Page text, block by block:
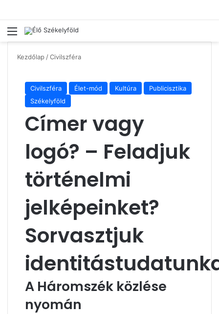
Menü
Kezdőlap /Civilszféra
Civilszféra Élet-mód Kultúra
Publicisztika
Székelyföld
Címer vagy
logó? – Feladjuk
történelmi
jelképeinket?
Sorvasztjuk
A Háromszék közlése
nyomán